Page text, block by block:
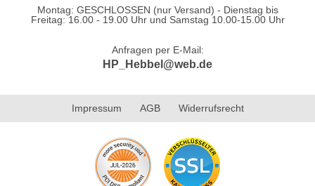
Montag: GESCHLOSSEN (nur Versand) - Dienstag bis
Freitag: 16.00 - 19.00 Uhr und Samstag 10.00-15.00 Uhr
Anfragen per E-Mail:
HP_Hebbel@web.de
Impressum AGB Widerrufsrecht